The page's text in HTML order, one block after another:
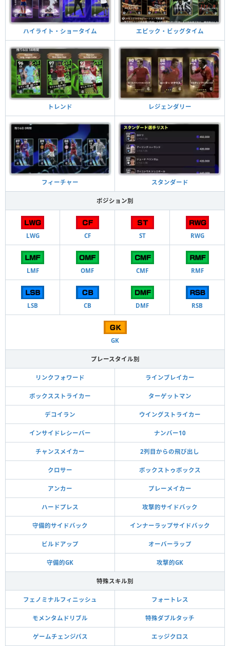
ハイライト・ショータイム エピック・ビッグタイム
トレンド レジェンダリー
フィーチャー スタンダード
ポジション別
LWG CF ST RWG
LMF OMF CMF RMF
LSB CB DMF RSB
GK
プレースタイル別
リンクフォワード ラインブレイカー
ボックスストライカー ターゲットマン
デコイラン ウイングストライカー
インサイドレシーバー ナンバー10
チャンスメイカー 2列目からの飛び出し
クロサー ボックストゥボックス
アンカー プレーメイカー
ハードプレス 攻撃的サイドバック
守備的サイドバック インナーラップサイドバック
ビルドアップ オーバーラップ
守備的GK 攻撃的GK
特殊スキル別
フェノミナルフィニッシュ フォートレス
モメンタムドリブル 特殊ダブルタッチ
ゲームチェンジパス エッジクロス